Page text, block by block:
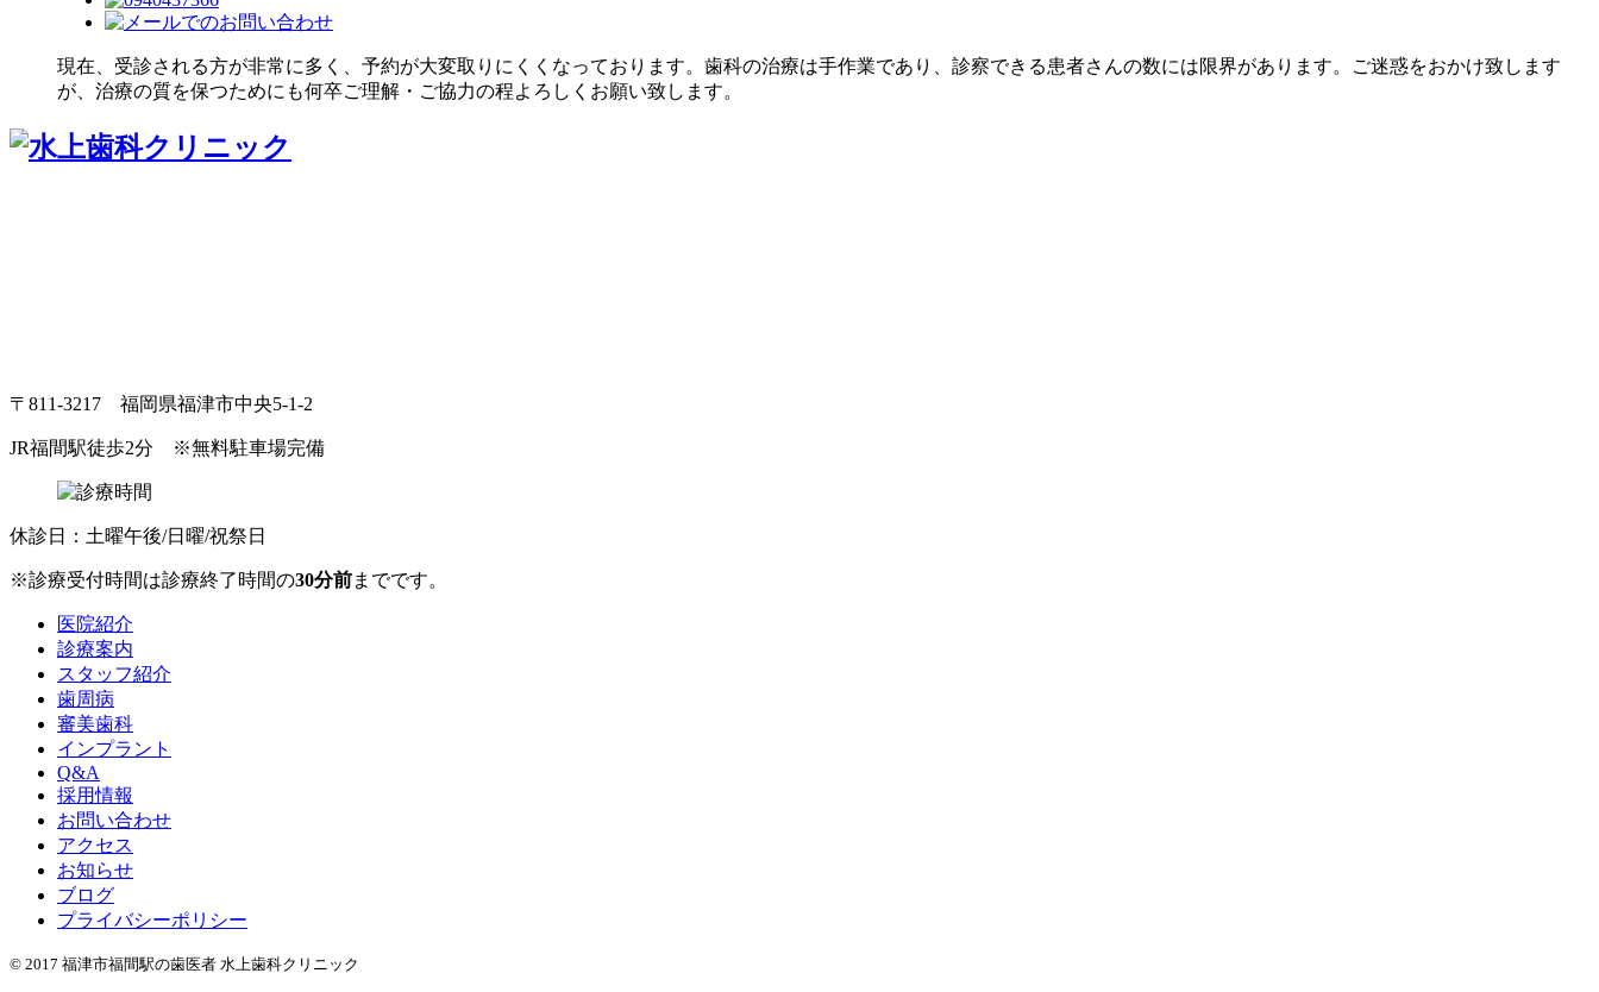
現在、受診される方が非常に多く、予約が大変取りにくくなっております。歯科の治療は手作業であり、診察できる患者さんの数には限界があります。ご迷惑をおかけ致します
が、治療の質を保つためにも何卒ご理解・ご協力の程よろしくお願い致します。
〒811-3217 福岡県福津市中央5-1-2
JR福間駅徒歩2分 ※無料駐車場完備
休診日：土曜午後/日曜/祝祭日
※診療受付時間は診療終了時間の30分前までです。
医院紹介
診療案内
スタッフ紹介
歯周病
審美歯科
インプラント
Q&A
採用情報
お問い合わせ
アクセス
お知らせ
ブログ
プライバシーポリシー
© 2017 福津市福間駅の歯医者 水上歯科クリニック